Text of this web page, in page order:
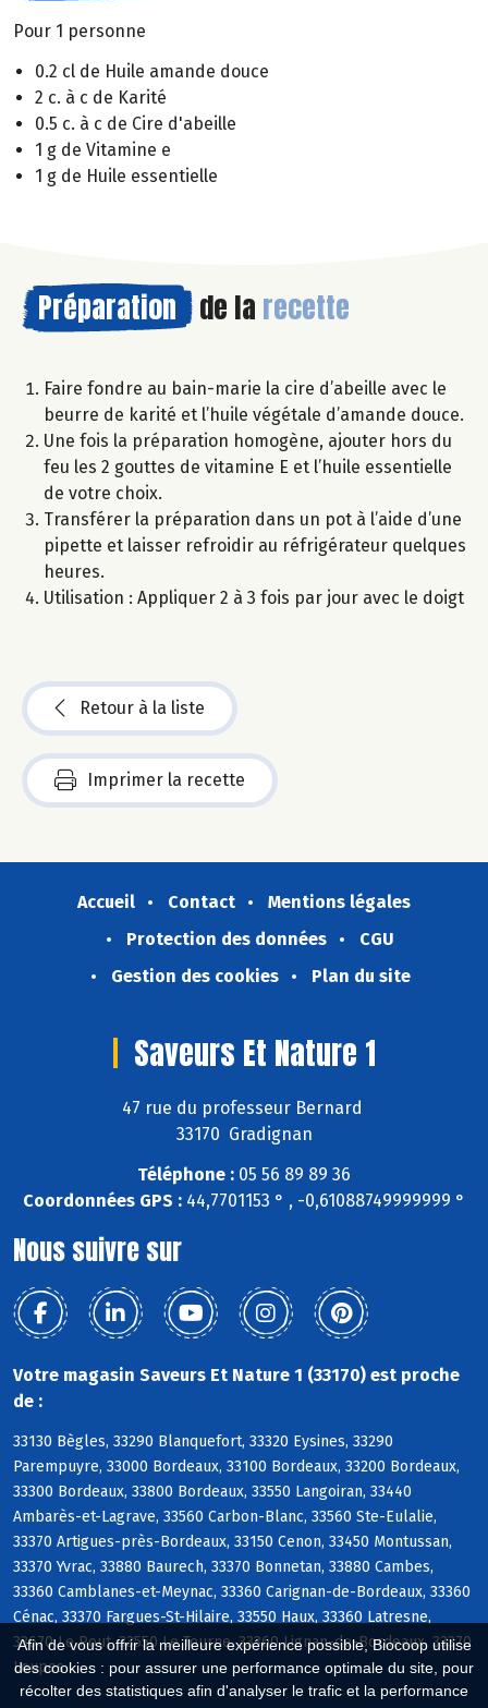
Afin de vous offrir la meilleure expérience possible, Biocoop utilise
des cookies : pour assurer une performance optimale du site, pour
récolter des statistiques afin d'analyser le trafic et la performance
Pour 1 personne
0.2 cl de Huile amande douce
2 c. à c de Karité
0.5 c. à c de Cire d'abeille
1 g de Vitamine e
1 g de Huile essentielle
Préparation de la recette
Faire fondre au bain-marie la cire d’abeille avec le
beurre de karité et l’huile végétale d’amande douce.
Une fois la préparation homogène, ajouter hors du
feu les 2 gouttes de vitamine E et l’huile essentielle
de votre choix.
Transférer la préparation dans un pot à l’aide d’une
pipette et laisser refroidir au réfrigérateur quelques
heures.
Utilisation : Appliquer 2 à 3 fois par jour avec le doigt
Retour à la liste
Imprimer la recette
Accueil Contact
Mentions légales
Protection des données
CGU
Gestion des cookies
Plan du site
Saveurs Et Nature 1
47 rue du professeur Bernard
33170 Gradignan
Téléphone : 05 56 89 89 36
Coordonnées GPS : 44,7701153 ° , -0,61088749999999 °
Nous suivre sur
Votre magasin Saveurs Et Nature 1 (33170) est proche
de :
33130 Bègles, 33290 Blanquefort, 33320 Eysines, 33290
Parempuyre, 33000 Bordeaux, 33100 Bordeaux, 33200 Bordeaux,
33300 Bordeaux, 33800 Bordeaux, 33550 Langoiran, 33440
Ambarès-et-Lagrave, 33560 Carbon-Blanc, 33560 Ste-Eulalie,
33370 Artigues-près-Bordeaux, 33150 Cenon, 33450 Montussan,
33370 Yvrac, 33880 Baurech, 33370 Bonnetan, 33880 Cambes,
33360 Camblanes-et-Meynac, 33360 Carignan-de-Bordeaux, 33360
Cénac, 33370 Fargues-St-Hilaire, 33550 Haux, 33360 Latresne,
33670 Le Pout, 33550 Le Tourne, 33360 Lignan-de-Bordeaux, 33370
Loupes